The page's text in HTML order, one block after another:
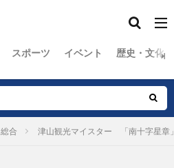
スポーツ イベント 歴史・文化
総合 津山観光マイスター 「南十字星章